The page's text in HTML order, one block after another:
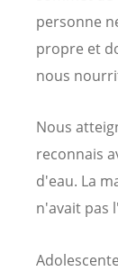
personne
propre et
nous
Nous
reconnais
d'eau. La
n'avait pas